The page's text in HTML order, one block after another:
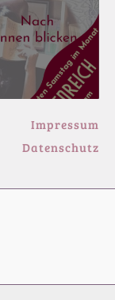
Impressum
Datenschutz